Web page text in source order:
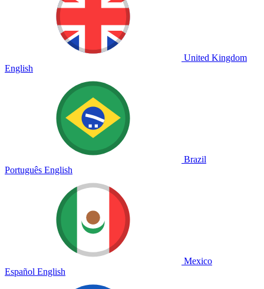
United Kingdom
English
Brazil
Português English
Mexico
Español English